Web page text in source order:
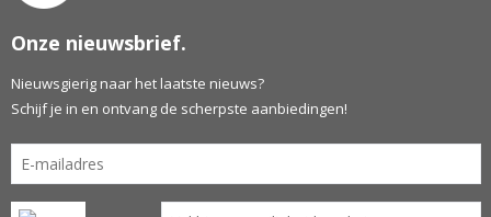
Onze nieuwsbrief.
Nieuwsgierig naar het laatste nieuws?
Schijf je in en ontvang de scherpste aanbiedingen!